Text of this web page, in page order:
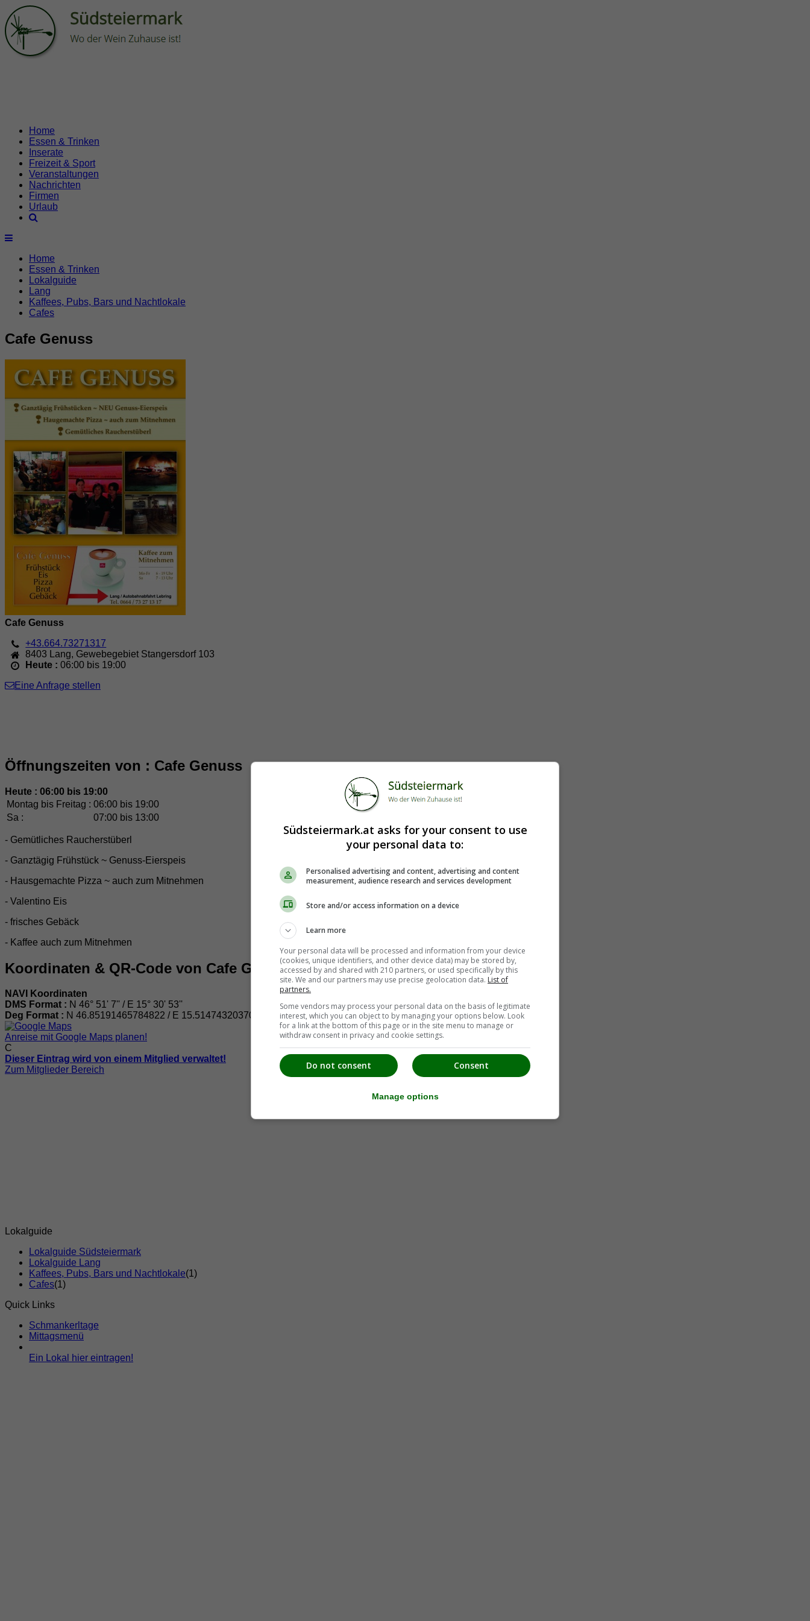
Home
Essen & Trinken
Inserate
Freizeit & Sport
Veranstaltungen
Nachrichten
Firmen
Urlaub
Home
Essen & Trinken
Lokalguide
Lang
Kaffees, Pubs, Bars und Nachtlokale
Cafes
Cafe Genuss
Cafe Genuss
+43.664.73271317
8403
Lang, Gewebegebiet Stangersdorf 103
Heute :06:00 bis 19:00
Eine Anfrage stellen
Öffnungszeiten von : Cafe Genuss
Heute : 06:00 bis 19:00
Montag bis Freitag : 06:00 bis 19:00
Sa :
07:00 bis 13:00
- Gemütliches Raucherstüberl
- Ganztägig Frühstück ~ Genuss-Eierspeis
- Hausgemachte Pizza ~ auch zum Mitnehmen
- Valentino Eis
- frisches Gebäck
- Kaffee auch zum Mitnehmen
Koordinaten & QR-Code von Cafe Genuss
NAVI Koordinaten
DMS Format : N 46° 51' 7'' / E 15° 30' 53''
Deg Format : N 46.85191465784822 / E 15.514743203704825
Anreise mit Google Maps planen!
C
Dieser Eintrag wird von einem Mitglied verwaltet!
Zum Mitglieder Bereich
Lokalguide
Lokalguide Südsteiermark
Lokalguide Lang
Kaffees, Pubs, Bars und Nachtlokale(1)
Cafes(1)
Quick Links
Schmankerltage
Mittagsmenü
Ein Lokal hier eintragen!
Südsteiermark.at asks for your consent to use
your personal data to:
Personalised advertising and content, advertising and content
measurement, audience research and services development
Store and/or access information on a device
Learn more
Your personal data will be processed and information from your device
(cookies, unique identifiers, and other device data) may be stored by,
accessed by and shared with 210 partners, or used specifically by this
site. We and our partners may use precise geolocation data. List of
partners.
Some vendors may process your personal data on the basis of legitimate
interest, which you can object to by managing your options below. Look
for a link at the bottom of this page or in the site menu to manage or
withdraw consent in privacy and cookie settings.
Consent
Do not consent
Manage options